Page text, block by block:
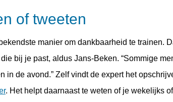
of tweeten
manier om dankbaarheid te trainen.
bij je past, aldus Jans-Beken. “Sommige
in de avond.” Zelf vindt de expert het
. Het helpt daarnaast te weten of je wekelijks